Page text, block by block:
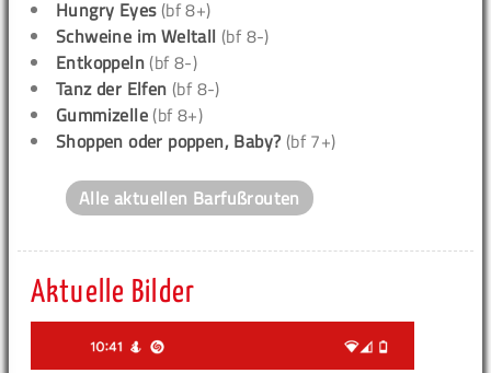
Hungry Eyes(bf 8+)
Schweine im Weltall (bf 8-)
Entkoppeln (bf 8-)
Tanz der Elfen (bf 8-)
Gummizelle (bf 8+)
Shoppen oder poppen, Baby? (bf 7+)
Alle aktuellen Barfußrouten
Aktuelle Bilder